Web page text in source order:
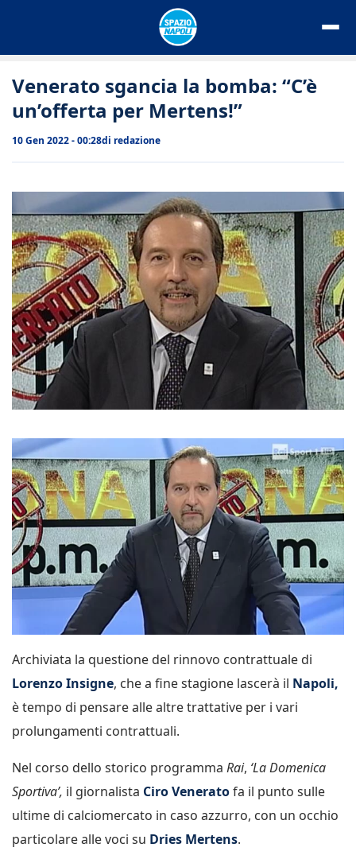
Venerato sgancia la bomba: “C’è
un’offerta per Mertens!”
10 Gen 2022 - 00:28di redazione
Archiviata la questione del rinnovo contrattuale di
Lorenzo Insigne, che a fine stagione lascerà il Napoli,
è tempo di pensare alle altre trattative per i vari
prolungamenti contrattuali.
Nel corso dello storico programma Rai, ‘La Domenica
Sportiva’, il giornalista Ciro Veneratofa il punto sulle
ultime di calciomercato in caso azzurro, con un occhio
particolare alle voci su Dries Mertens.